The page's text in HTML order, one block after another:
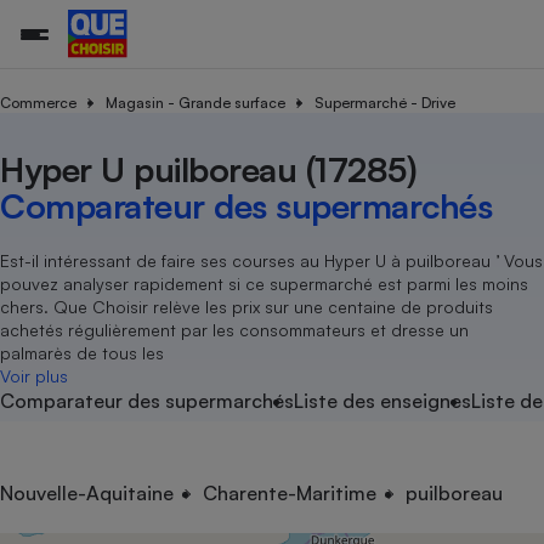
Commerce Magasin - Grande surface Supermarché - Drive
Hyper U puilboreau (17285)
Comparateur des supermarchés
Est-il intéressant de faire ses courses au Hyper U à puilboreau ’ Vous
pouvez analyser rapidement si ce supermarché est parmi les moins
chers. Que Choisir relève les prix sur une centaine de produits
achetés régulièrement par les consommateurs et dresse un
palmarès de tous les
Voir plus
Comparateur des supermarchésListe des enseignesListe
Nouvelle-Aquitaine Charente-Maritime puilboreau
Nutrition
Assurance auto
Magasin - Grande surface
Méthode de vente -
Organismes de défense
Système judiciairegratuit
Déchet
Achat - Vente - Travaux
Location
Sport
électrique
Démarche administrative
Senior
Service marchand
Train
Transport aérien
Toutes les actualités
Enquêtes
Guides d'achat
Conseils
Brèves
Tous les services
Soumettre un litige
Lettres types
Rencontrer une association locale
Tous nos combats
Nos actions
Nos grandes victoires
Les billets de la présidente
Nos associations locales
Nous rejoindre
En savoir plus sur Que Choisir Ensemble
nous ?
L’association
Nos missions
Notre méthodologie
Notre financement
Nos partenaires
Nous rejoindre